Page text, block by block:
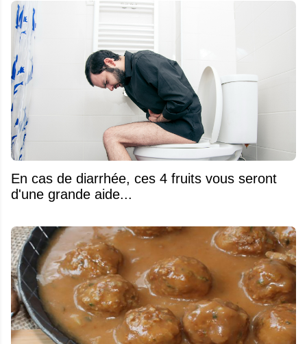
En cas de diarrhée, ces 4 fruits vous seront
d'une grande aide...